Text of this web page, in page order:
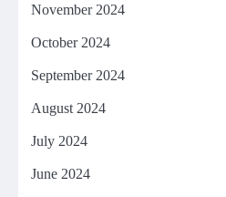
November 2024
October 2024
September 2024
August 2024
July 2024
June 2024